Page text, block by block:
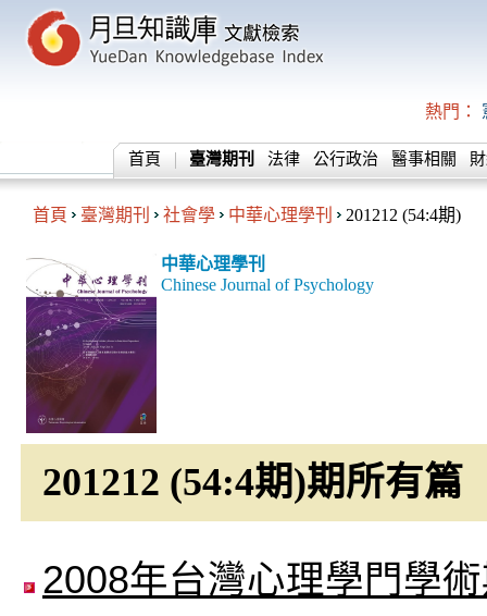
熱門：
首頁 臺灣期刊 法律 公行政治 醫事相關
首頁 臺灣期刊 社會學 中華心理學刊 201212 (54:4期)
中華心理學刊
Chinese Journal of Psychology
201212 (54:4期)期所有篇
2008年台灣心理學門學